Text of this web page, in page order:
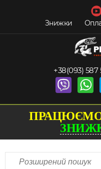
Знижки
+38(093) 587
ПРАЦЮЄМО